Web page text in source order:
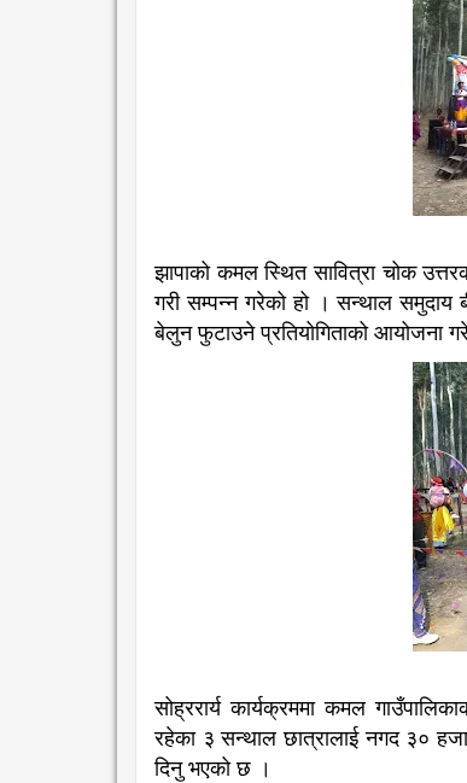
झापाको कमल स्थित सावित्रा चोक
गरी सम्पन्न गरेको हो । सन्थाल समुदाय
बेलुन फुटाउने प्रतियोगिताको आयोजना
सोह्ररार्य कार्यक्रममा कमल
रहेका ३ सन्थाल छात्रालाई नगद ३०
दिनु भएको छ ।